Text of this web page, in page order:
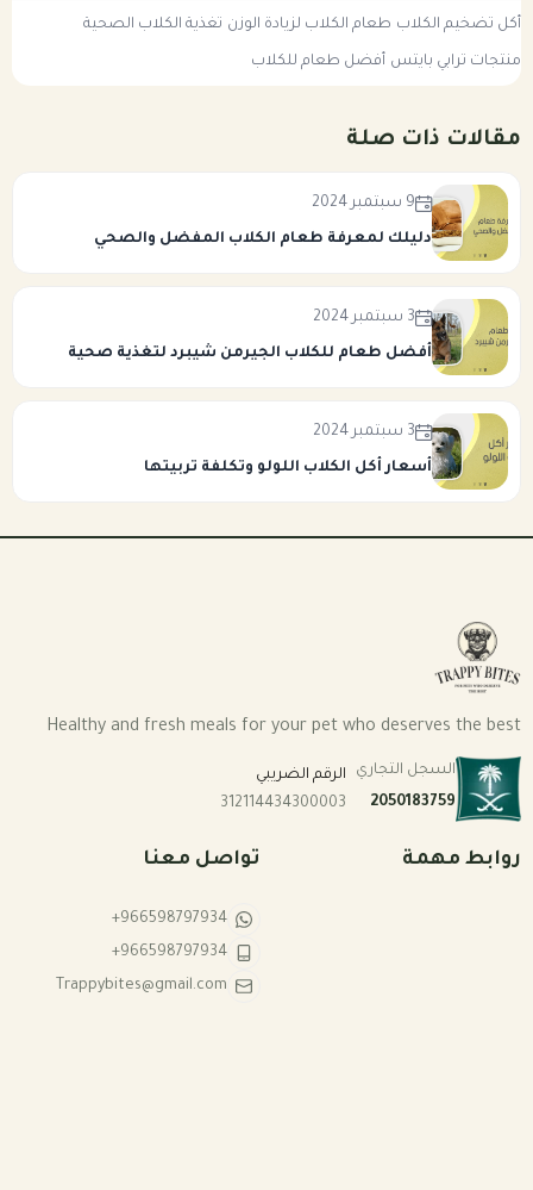
أكل تضخيم الكلاب طعام الكلاب لزيادة الوزن تغذية الكلاب الصحية
منتجات ترابي بايتس أفضل طعام للكلاب
مقالات ذات صلة
9 سبتمبر 2024
دليلك لمعرفة طعام الكلاب المفضل والصحي
3 سبتمبر 2024
أفضل طعام للكلاب الجيرمن شيبرد لتغذية صحية
3 سبتمبر 2024
أسعار أكل الكلاب اللولو وتكلفة تربيتها
Healthy and fresh meals for your pet who deserves the best
السجل التجاري
2050183759
الرقم الضريبي
312114434300003
روابط مهمة تواصل معنا
+966598797934
+966598797934
Trappybites@gmail.com